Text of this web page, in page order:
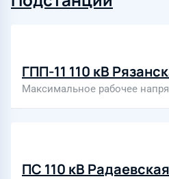
ГПП-11 110 кВ
Максимальное рабочее
ПС 110 кВ Радаевская